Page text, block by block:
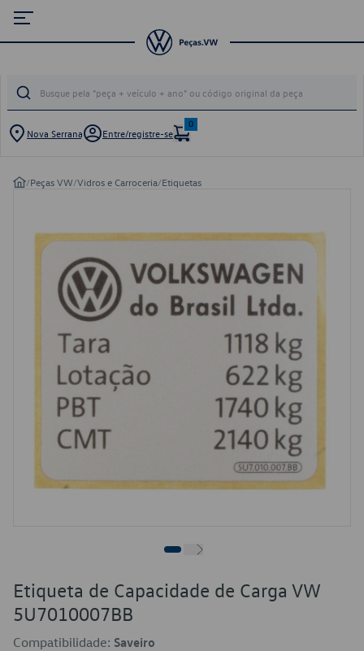
Nova Serrana Entre/registre-se
0
/Peças VW/Vidros e Carroceria/Etiquetas
Etiqueta de Capacidade de Carga VW
5U7010007BB
Compatibilidade: Saveiro